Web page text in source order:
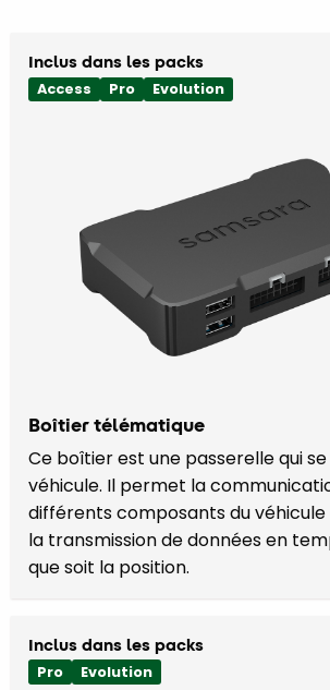
Inclus dans les packs
Access Pro Evolution
Boîtier télématique
Ce boîtier est une passerelle qui
véhicule. Il permet la
différents composants du
la transmission de données en
que soit la position.
Inclus dans les packs
Pro Evolution